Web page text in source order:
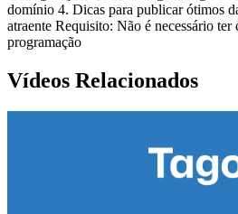
domínio 4. Dicas para publicar ótimos
atraente Requisito: Não é necessário ter
programação
Vídeos Relacionados